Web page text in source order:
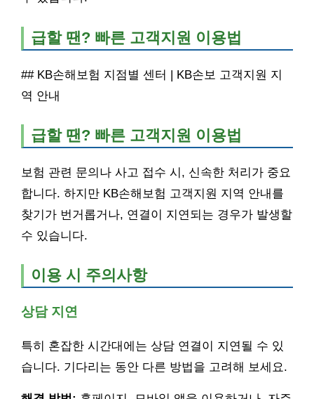
급할 땐? 빠른 고객지원 이용법
## KB손해보험 지점별 센터 | KB손보 고객지원 지
역 안내
급할 땐? 빠른 고객지원 이용법
보험 관련 문의나 사고 접수 시, 신속한 처리가 중요
합니다. 하지만 KB손해보험 고객지원 지역 안내를
찾기가 번거롭거나, 연결이 지연되는 경우가 발생할
수 있습니다.
이용 시 주의사항
상담 지연
특히 혼잡한 시간대에는 상담 연결이 지연될 수 있
습니다. 기다리는 동안 다른 방법을 고려해 보세요.